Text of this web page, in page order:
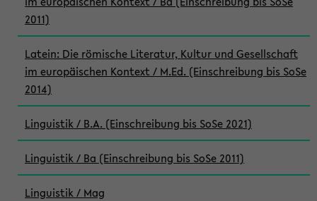
2011)
Latein: Die römische Literatur, Kultur und Gesellschaft
im europäischen Kontext / M.Ed. (Einschreibung bis SoSe
2014)
Linguistik / B.A. (Einschreibung bis SoSe 2021)
Linguistik / Ba (Einschreibung bis SoSe 2011)
Linguistik / Mag